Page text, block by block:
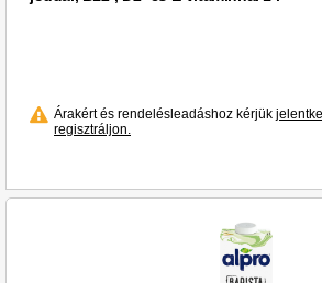
Árakért és rendelésleadáshoz kérjük
regisztráljon.